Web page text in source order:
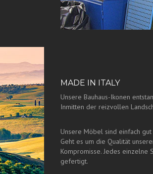
MADE IN ITALY
Unsere Bauhaus-Ikonen
Inmitten der reizvollen
Unsere Möbel sind einfach
Geht es um die Qualität
Kompromisse. Jedes einzelne
gefertigt.